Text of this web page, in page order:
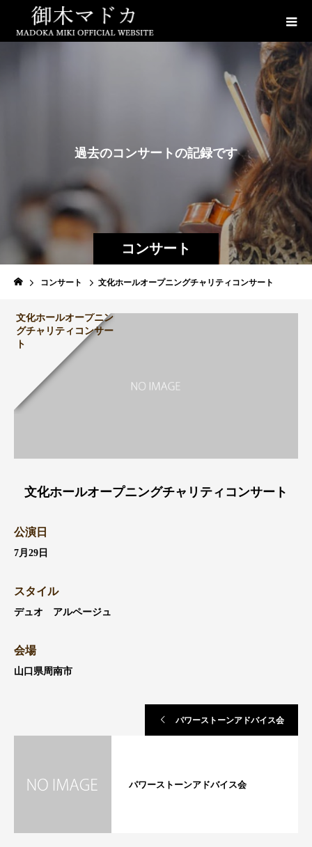
コンサート
過去のコ ンサー トの記録です
コンサート 文化ホールオープニングチャリティコンサート
文化ホールオープニン
グチャリティコンサー
ト
文化ホールオープニングチャリティコンサート
公演日
7月29日
スタイル
デュオ アルページュ
会場
山口県周南市
パワーストーンアドバイス会
パワーストーンアドバイス会